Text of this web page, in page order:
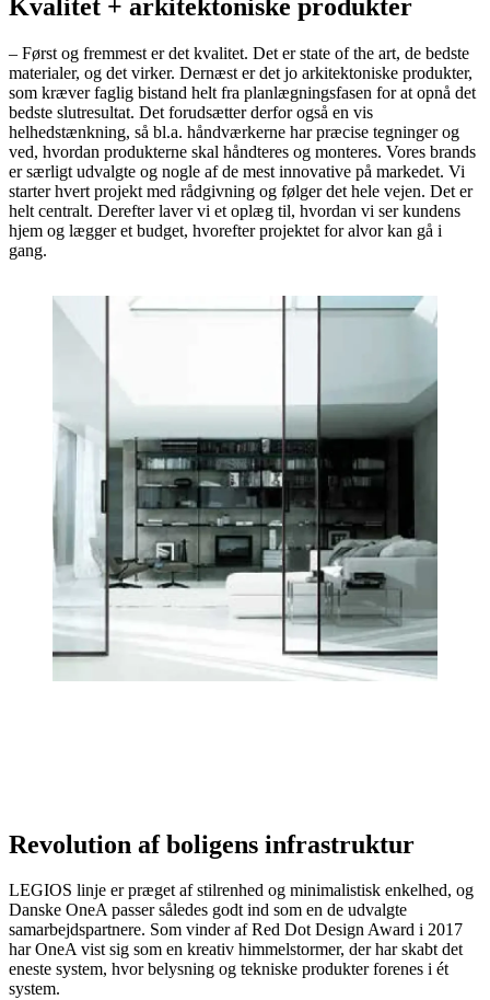
Kvalitet + arkitektoniske produkter
– Først og fremmest er det kvalitet. Det er state of the art, de bedste
materialer, og det virker. Dernæst er det jo arkitektoniske produkter,
som kræver faglig bistand helt fra planlægningsfasen for at opnå det
bedste slutresultat. Det forudsætter derfor også en vis
helhedstænkning, så bl.a. håndværkerne har præcise tegninger og
ved, hvordan produkterne skal håndteres og monteres. Vores brands
er særligt udvalgte og nogle af de mest innovative på markedet. Vi
starter hvert projekt med rådgivning og følger det hele vejen. Det er
helt centralt. Derefter laver vi et oplæg til, hvordan vi ser kundens
hjem og lægger et budget, hvorefter projektet for alvor kan gå i
gang.
Revolution af boligens infrastruktur
LEGIOS linje er præget af stilrenhed og minimalistisk enkelhed, og
Danske OneA passer således godt ind som en de udvalgte
samarbejdspartnere. Som vinder af Red Dot Design Award i 2017
har OneA vist sig som en kreativ himmelstormer, der har skabt det
eneste system, hvor belysning og tekniske produkter forenes i ét
system.